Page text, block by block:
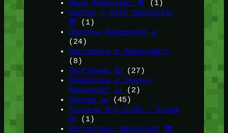
Обои Майнкрафт 📔
(1)
Ошибки и Баги Майнкрафт
🐞(1)
Плагины Майнкрафт ♨️
(24)
Постройки в Майнкрафте
(8)
Программы ⌨️(27)
Промокоды и Скидки
Майнкрафт 🎫
(2)
Прочее 🧱 (45)
Раздачи Игр Стим / Steam
🎲 (1)
Ресурспаки Майнкрафт 📚